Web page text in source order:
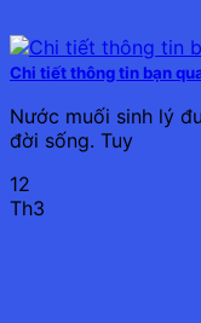
Chi tiết thông tin bạn
Nước muối sinh lý
đời sống. Tuy
12
Th3